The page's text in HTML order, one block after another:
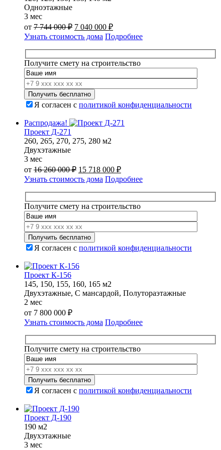
Одноэтажные
3 мес
от 7 744 000₽ Первоначальная
цена
составляла
7
744
7 040 000 ₽Текущая
цена:
7
040
000 ₽.
Узнать стоимость дома Подробнее
Получите смету на строительство
Я согласен с политикой конфиденциальности
Распродажа!
Проект Д-271
260, 265, 270, 275, 280 м2
Двухэтажные
3 мес
от 16 260 000₽ Первоначальная
цена
составляла
16
260
000 ₽.
15 718 000 ₽Текущая
цена:
15
718
000 ₽.
Узнать стоимость дома Подробнее
Получите смету на строительство
Я согласен с политикой конфиденциальности
Проект К-156
145, 150, 155, 160, 165 м2
Двухэтажные, С мансардой, Полутораэтажные
2 мес
от 7 800 000 ₽
Узнать стоимость дома Подробнее
Получите смету на строительство
Я согласен с политикой конфиденциальности
Проект Д-190
190 м2
Двухэтажные
3 мес